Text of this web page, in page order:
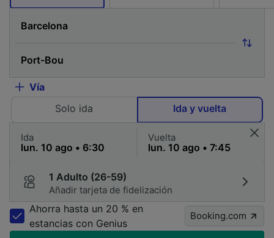
Vía
Solo ida
Ida y vuelta
Ida Vuelta
1 Adulto (26-59)
Añadir tarjeta de fidelización
Ahorra hasta un 20 % en
estancias con Genius
Booking.com